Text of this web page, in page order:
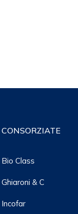
CONSORZIATE
Bio Class
Ghiaroni & C
Incofar